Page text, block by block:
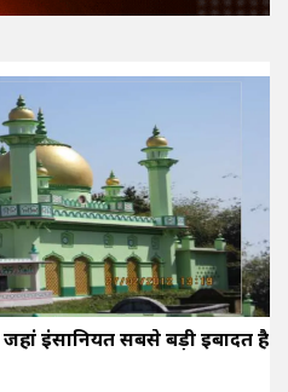
इंसानियत सबसे बड़ी इबादत है